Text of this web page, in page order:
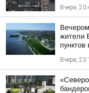
Вчера,
Вечером
жители
пунктов
Вчера,